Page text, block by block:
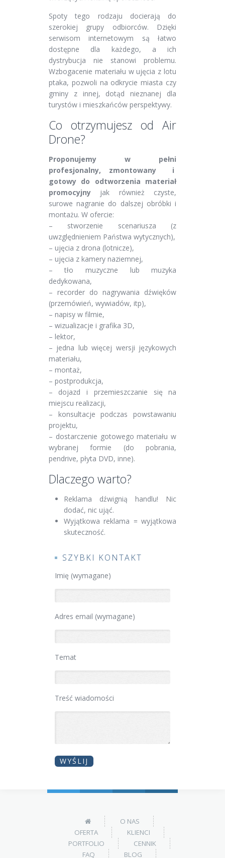
Spoty tego rodzaju docierają do
szerokiej grupy odbiorców. Dzięki
serwisom internetowym są łatwo
dostępne dla każdego, a ich
dystrybucja nie stanowi problemu.
Wzbogacenie materiału w ujęcia z lotu
ptaka, pozwoli na odkrycie miasta czy
gminy z innej, dotąd nieznanej dla
turystów i mieszkańców perspektywy.
Co otrzymujesz od Air
Drone?
Proponujemy w pełni
profesjonalny, zmontowany i
gotowy do odtworzenia materiał
promocyjnyjak również czyste,
surowe nagranie do dalszej obróbki i
montażu. W ofercie:
– stworzenie scenariusza (z
uwzględnieniem Państwa wytycznych),
– ujęcia z drona (lotnicze),
– ujęcia z kamery naziemnej,
– tło muzyczne lub muzyka
dedykowana,
– recorder do nagrywania dźwięków
(przemówień, wywiadów, itp),
– napisy w filmie,
– wizualizacje i grafika 3D,
– lektor,
– jedna lub więcej wersji językowych
materiału,
– montaż,
– postprodukcja,
– dojazd i przemieszczanie się na
miejscu realizacji,
– konsultacje podczas powstawaniu
projektu,
– dostarczenie gotowego materiału w
wybranej formie (do pobrania,
pendrive, płyta DVD, inne).
Dlaczego warto?
Reklama dźwignią handlu! Nic
dodać, nic ująć.
Wyjątkowa reklama = wyjątkowa
skuteczność.
SZYBKI KONTAKT
Imię (wymagane)
Adres email (wymagane)
Temat
Treść wiadomości
O NAS
OFERTA
KLIENCI
PORTFOLIO
CENNIK
FAQ
BLOG